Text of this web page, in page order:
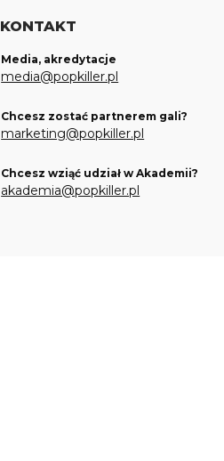
KONTAKT
Media, akredytacje
media@popkiller.pl
Chcesz zostać partnerem gali?
marketing@popkiller.pl
Chcesz wziąć udział w Akademii?
akademia@popkiller.pl